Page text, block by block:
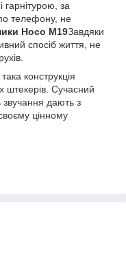
за
телефону, не
Hoco M19Завдяки
спосіб життя, не
конструкція
штекерів. Сучасний
звучання дають з
цінному